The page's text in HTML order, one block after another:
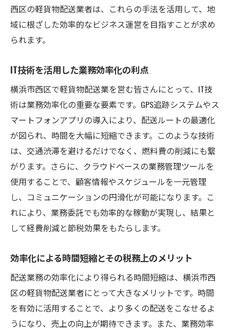
西区の軽貨物配送業者は、これらの手法を活用して、地
域に根ざした効率的なビジネス運営を目指すことが求め
られます。
IT技術を活用した業務効率化の利点
横浜市西区で軽貨物配送業を営む皆さんにとって、IT技
術は業務効率化の重要な要素です。GPS追跡システムやス
マートフォンアプリの導入により、配送ルートの最適化
が図られ、時間を大幅に短縮できます。このような技術
は、交通渋滞を避けるだけでなく、燃料費の削減にも繋
がります。さらに、クラウドベースの業務管理ツールを
使用することで、顧客情報やスケジュールを一元管理
し、コミュニケーションの円滑化が可能になります。こ
れにより、業務委託でも効率的な稼動が実現し、結果と
して経費削減と節税効果をもたらします。
効率化による時間短縮とその税務上のメリット
配送業務の効率化により得られる時間短縮は、横浜市西
区の軽貨物配送業者にとって大きなメリットです。時間
を有効に活用することで、より多くの配送をこなせるよ
うになり、売上の向上が期待できます。また、業務効率